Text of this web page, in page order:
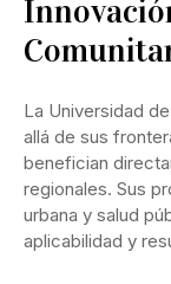
La Universidad
allá de sus
benefician
regionales. Sus
urbana y salud
aplicabilidad y